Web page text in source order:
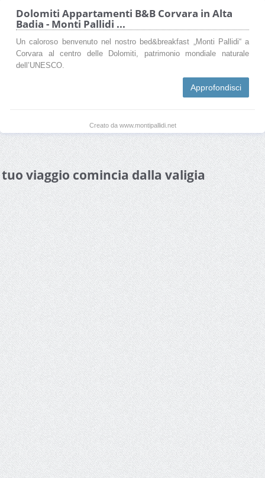
Dolomiti Appartamenti B&B Corvara in Alta
Badia - Monti Pallidi ...
Un caloroso benvenuto nel nostro bed&breakfast „Monti Pallidi“ a
Corvara al centro delle Dolomiti, patrimonio mondiale naturale
dell’UNESCO.
Approfondisci
Creato da www.montipallidi.net
viaggio comincia dalla valigia